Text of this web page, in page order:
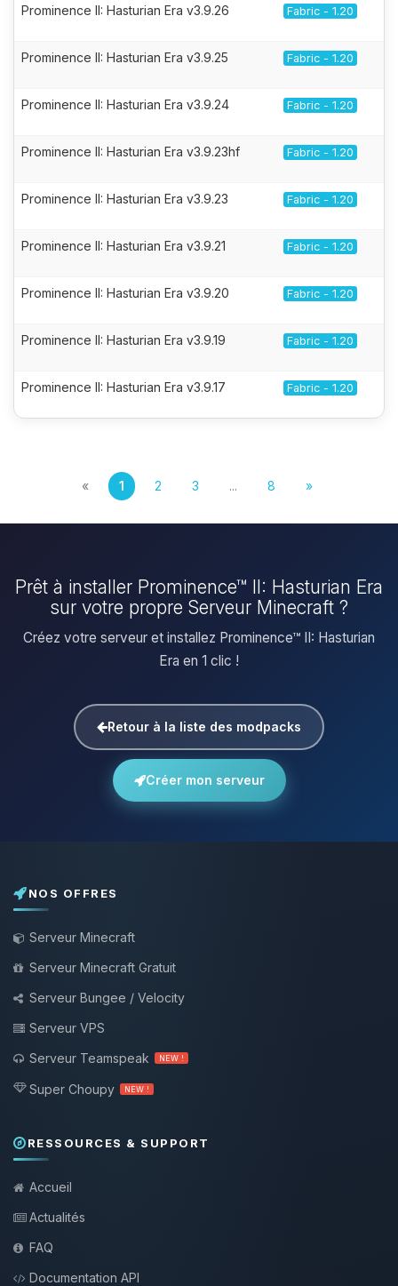
Prominence II: Hasturian Era v3.9.26 Fabric - 1.20
Prominence II: Hasturian Era v3.9.25 Fabric - 1.20
Prominence II: Hasturian Era v3.9.24 Fabric - 1.20
Prominence II: Hasturian Era v3.9.23hf Fabric - 1.20
Prominence II: Hasturian Era v3.9.23 Fabric - 1.20
Prominence II: Hasturian Era v3.9.21 Fabric - 1.20
Prominence II: Hasturian Era v3.9.20 Fabric - 1.20
Prominence II: Hasturian Era v3.9.19 Fabric - 1.20
Prominence II: Hasturian Era v3.9.17 Fabric - 1.20
« 1 2 3 ... 8 »
Prêt à installer Prominence™ II: Hasturian Era
sur votre propre Serveur Minecraft ?
Créez votre serveur et installez Prominence™ II: Hasturian
Era en 1 clic !
Retour à la liste des modpacks
Créer mon serveur
NOS OFFRES
Serveur Minecraft
Serveur Minecraft Gratuit
Serveur Bungee / Velocity
Serveur VPS
Serveur Teamspeak
NEW !
Super Choupy NEW !
RESSOURCES & SUPPORT
Accueil
Actualités
FAQ
Documentation API